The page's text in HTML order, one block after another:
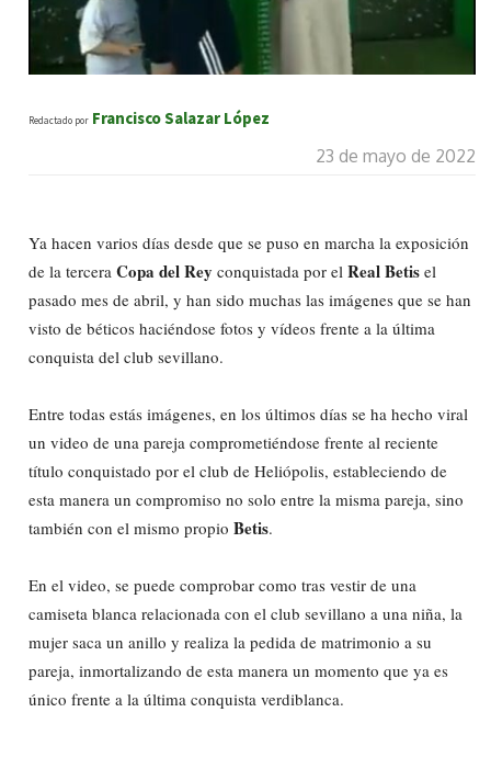
Redactado por Francisco Salazar López
23 de mayo de 2022
Ya hacen varios días desde que se puso en marcha la exposición
de la tercera Copa del Rey conquistada por el Real Betis el
pasado mes de abril, y han sido muchas las imágenes que se han
visto de béticos haciéndose fotos y vídeos frente a la última
conquista del club sevillano.
Entre todas estás imágenes, en los últimos días se ha hecho viral
un video de una pareja comprometiéndose frente al reciente
título conquistado por el club de Heliópolis, estableciendo de
esta manera un compromiso no solo entre la misma pareja, sino
también con el mismo propio Betis.
En el video, se puede comprobar como tras vestir de una
camiseta blanca relacionada con el club sevillano a una niña, la
mujer saca un anillo y realiza la pedida de matrimonio a su
pareja, inmortalizando de esta manera un momento que ya es
único frente a la última conquista verdiblanca.